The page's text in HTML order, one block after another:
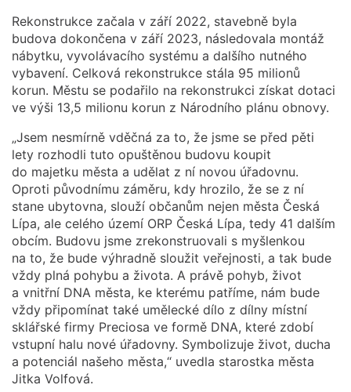
Rekonstrukce začala v září 2022, stavebně byla
budova dokončena v září 2023, následovala montáž
nábytku, vyvolávacího systému a dalšího nutného
vybavení. Celková rekonstrukce stála 95 milionů
korun. Městu se podařilo na rekonstrukci získat dotaci
ve výši 13,5 milionu korun z Národního plánu obnovy.
„Jsem nesmírně vděčná za to, že jsme se před pěti
lety rozhodli tuto opuštěnou budovu koupit
do majetku města a udělat z ní novou úřadovnu.
Oproti původnímu záměru, kdy hrozilo, že se z ní
stane ubytovna, slouží občanům nejen města Česká
Lípa, ale celého území ORP Česká Lípa, tedy 41 dalším
obcím. Budovu jsme zrekonstruovali s myšlenkou
na to, že bude výhradně sloužit veřejnosti, a tak bude
vždy plná pohybu a života. A právě pohyb, život
a vnitřní DNA města, ke kterému patříme, nám bude
vždy připomínat také umělecké dílo z dílny místní
sklářské firmy Preciosa ve formě DNA, které zdobí
vstupní halu nové úřadovny. Symbolizuje život, ducha
a potenciál našeho města,“ uvedla starostka města
Jitka Volfová.